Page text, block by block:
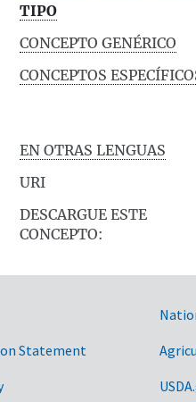
TIPO
CONCEPTO GENÉRICO
CONCEPTOS
EN OTRAS LENGUAS
URI
DESCARGUE ESTE
CONCEPTO:
Statement